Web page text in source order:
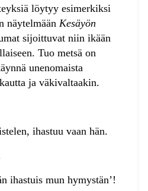
löytyy esimerkiksi
näytelmään Kesäyön
sijoittuvat niin ikään
Tuo metsä on
unenomaista
ja väkivaltaakin.
ihastuu vaan hän.
ihastuis mun hymystän’!